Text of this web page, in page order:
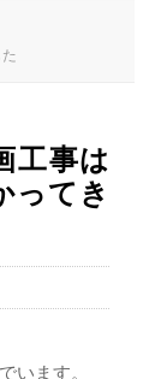
工事は
ってき
います。